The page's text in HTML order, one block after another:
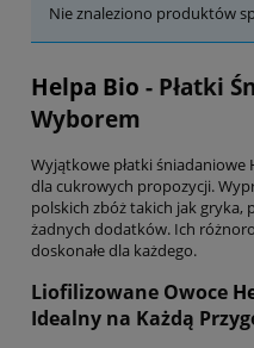
Nie znaleziono produktów
Helpa Bio - Płatki
Wyborem
Wyjątkowe płatki
dla cukrowych propozycji.
polskich zbóż takich jak gryka,
żadnych dodatków. Ich
doskonałe dla każdego.
Liofilizowane Owoce
Idealny na Każdą